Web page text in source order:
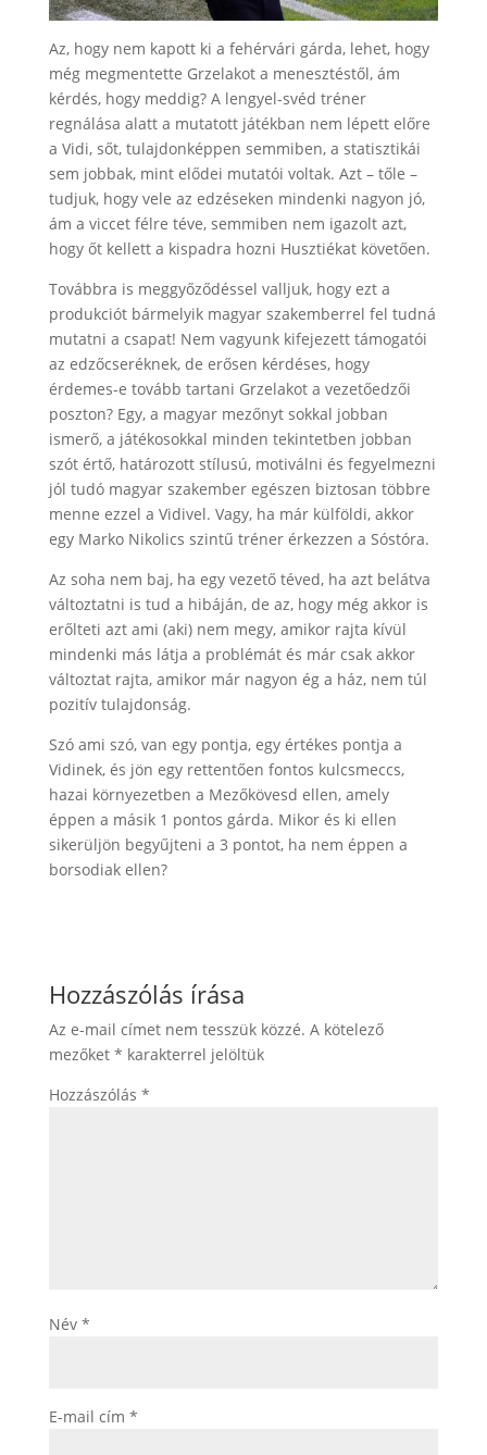
Az, hogy nem kapott ki a fehérvári gárda, lehet, hogy
még megmentette Grzelakot a menesztéstől, ám
kérdés, hogy meddig? A lengyel-svéd tréner
regnálása alatt a mutatott játékban nem lépett előre
a Vidi, sőt, tulajdonképpen semmiben, a statisztikái
sem jobbak, mint elődei mutatói voltak. Azt – tőle –
tudjuk, hogy vele az edzéseken mindenki nagyon jó,
ám a viccet félre téve, semmiben nem igazolt azt,
hogy őt kellett a kispadra hozni Husztiékat követően.
Továbbra is meggyőződéssel valljuk, hogy ezt a
produkciót bármelyik magyar szakemberrel fel tudná
mutatni a csapat! Nem vagyunk kifejezett támogatói
az edzőcseréknek, de erősen kérdéses, hogy
érdemes-e tovább tartani Grzelakot a vezetőedzői
poszton? Egy, a magyar mezőnyt sokkal jobban
ismerő, a játékosokkal minden tekintetben jobban
szót értő, határozott stílusú, motiválni és fegyelmezni
jól tudó magyar szakember egészen biztosan többre
menne ezzel a Vidivel. Vagy, ha már külföldi, akkor
egy Marko Nikolics szintű tréner érkezzen a Sóstóra.
Az soha nem baj, ha egy vezető téved, ha azt belátva
változtatni is tud a hibáján, de az, hogy még akkor is
erőlteti azt ami (aki) nem megy, amikor rajta kívül
mindenki más látja a problémát és már csak akkor
változtat rajta, amikor már nagyon ég a ház, nem túl
pozitív tulajdonság.
Szó ami szó, van egy pontja, egy értékes pontja a
Vidinek, és jön egy rettentően fontos kulcsmeccs,
hazai környezetben a Mezőkövesd ellen, amely
éppen a másik 1 pontos gárda. Mikor és ki ellen
sikerüljön begyűjteni a 3 pontot, ha nem éppen a
borsodiak ellen?
Hozzászólás írása
Az e-mail címet nem tesszük közzé. A kötelező
mezőket * karakterrel jelöltük
Hozzászólás *
Név *
E-mail cím *